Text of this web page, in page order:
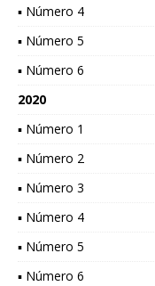
▪ Número 4
▪ Número 5
▪ Número 6
2020
▪ Número 1
▪ Número 2
▪ Número 3
▪ Número 4
▪ Número 5
▪ Número 6